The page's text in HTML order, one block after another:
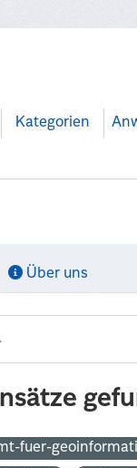
Kategorien
Über uns
fuer-